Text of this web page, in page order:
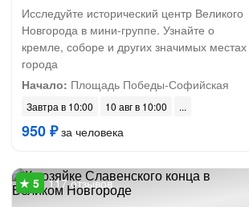
Исследуйте исторический центр Великого
Новгорода в мини-группе. Узнайте о
кремле, соборе и других значимых местах
города
Начало: Площадь Победы-Софийская
Завтра в 10:00 10 авг в 10:00
950 ₽за человека
117 отзывов